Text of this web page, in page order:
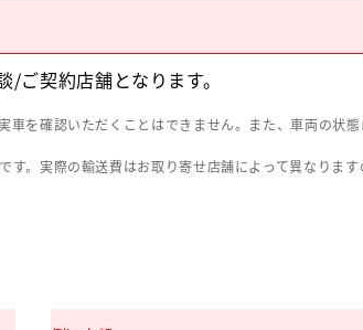
ご契約店舗となります。
を確認いただくことはできません。また、車両の状
す。実際の輸送費はお取り寄せ店舗によって異なりま